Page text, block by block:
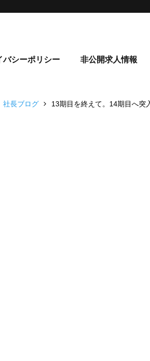
バシーポリシー 非公開求人情報
社長ブログ 13期目を終えて。14期目へ突